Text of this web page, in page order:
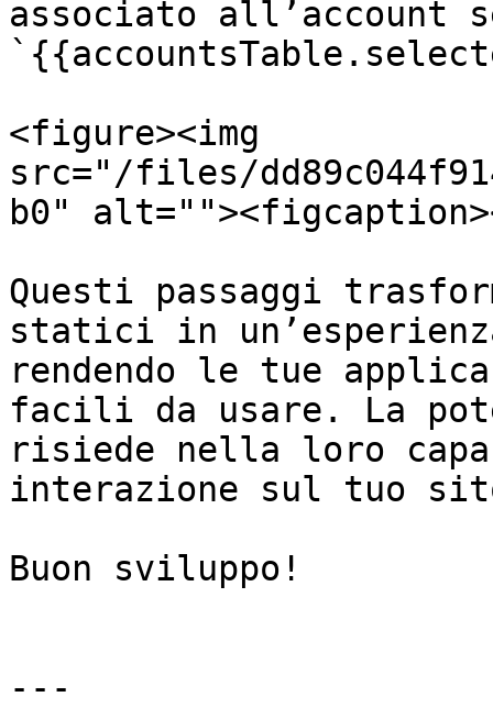
associato all’account
<figure><img
src="/files/
b0"
Questi passaggi
statici in
rendendo le tue
facili da usare. La
risiede nella loro
interazione sul tuo
Buon sviluppo!
---